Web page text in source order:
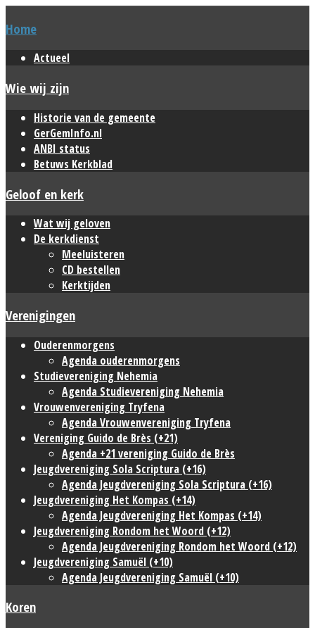
Home
Actueel
Wie wij zijn
Historie van de gemeente
GerGemInfo.nl
ANBI status
Betuws Kerkblad
Geloof en kerk
Wat wij geloven
De kerkdienst
Meeluisteren
CD bestellen
Kerktijden
Verenigingen
Ouderenmorgens
Agenda ouderenmorgens
Studievereniging Nehemia
Agenda Studievereniging Nehemia
Vrouwenvereniging Tryfena
Agenda Vrouwenvereniging Tryfena
Vereniging Guido de Brès (+21)
Agenda +21 vereniging Guido de Brès
Jeugdvereniging Sola Scriptura (+16)
Agenda Jeugdvereniging Sola Scriptura (+16)
Jeugdvereniging Het Kompas (+14)
Agenda Jeugdvereniging Het Kompas (+14)
Jeugdvereniging Rondom het Woord (+12)
Agenda Jeugdvereniging Rondom het Woord (+12)
Jeugdvereniging Samuël (+10)
Agenda Jeugdvereniging Samuël (+10)
Koren